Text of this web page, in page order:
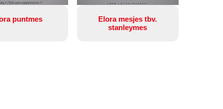
© 2026 www.metalservices.nl
puntmes
Elora mesjes tbv.
stanleymes